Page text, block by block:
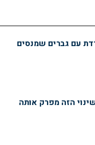
עם גברים שמנסים
הזה מפרק אותה